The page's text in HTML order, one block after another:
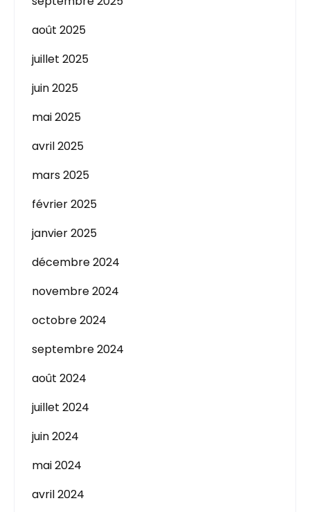
août 2025
juillet 2025
juin 2025
mai 2025
avril 2025
mars 2025
février 2025
janvier 2025
décembre 2024
novembre 2024
octobre 2024
septembre 2024
août 2024
juillet 2024
juin 2024
mai 2024
avril 2024